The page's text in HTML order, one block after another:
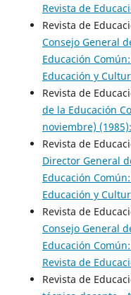
Revista de
Revista de
Consejo General
Educación
Educación y
Revista de
de la Educación
noviembre)
Revista de
Director General
Educación
Educación y
Revista de
Consejo General
Educación
Revista de
Revista de